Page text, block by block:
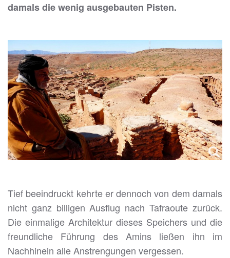
damals die wenig ausgebauten Pisten.
Tief beeindruckt kehrte er dennoch von dem damals
nicht ganz billigen Ausflug nach Tafraoute zurück.
Die einmalige Architektur dieses Speichers und die
freundliche Führung des Amins ließen ihn im
Nachhinein alle Anstrengungen vergessen.